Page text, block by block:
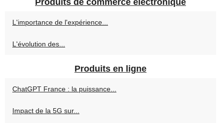
Produits de commerce électronique
L'importance de l'expérience...
L'évolution des...
Produits en ligne
ChatGPT France : la puissance...
Impact de la 5G sur...